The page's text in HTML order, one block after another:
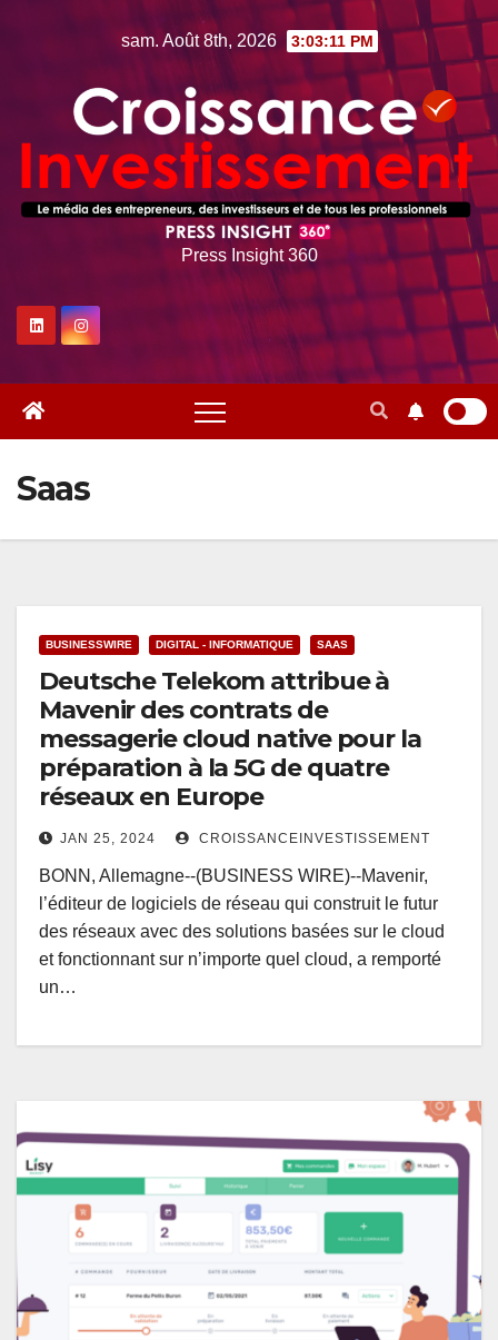
sam. Août 8th, 2026 3:03:12 PM
Press Insight 360
Saas
BUSINESSWIRE DIGITAL - INFORMATIQUE SAAS
Deutsche Telekom attribue à
Mavenir des contrats de
messagerie cloud native pour la
préparation à la 5G de quatre
réseaux en Europe
JAN 25, 2024 CROISSANCEINVESTISSEMENT
BONN, Allemagne--(BUSINESS WIRE)--Mavenir,
l’éditeur de logiciels de réseau qui construit le futur
des réseaux avec des solutions basées sur le cloud
et fonctionnant sur n’importe quel cloud, a remporté
un…